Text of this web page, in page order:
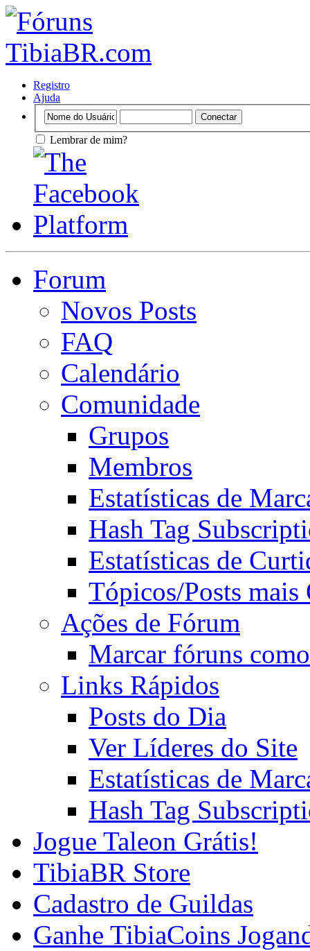
Registro
Ajuda
Lembrar de mim?
Forum
Novos Posts
FAQ
Calendário
Comunidade
Grupos
Membros
Estatísticas de
Hash Tag
Estatísticas de
Tópicos/Posts mais
Ações de Fórum
Marcar fóruns
Links Rápidos
Posts do Dia
Ver Líderes do Site
Estatísticas de
Hash Tag
Jogue Taleon Grátis!
TibiaBR Store
Cadastro de Guildas
Ganhe TibiaCoins